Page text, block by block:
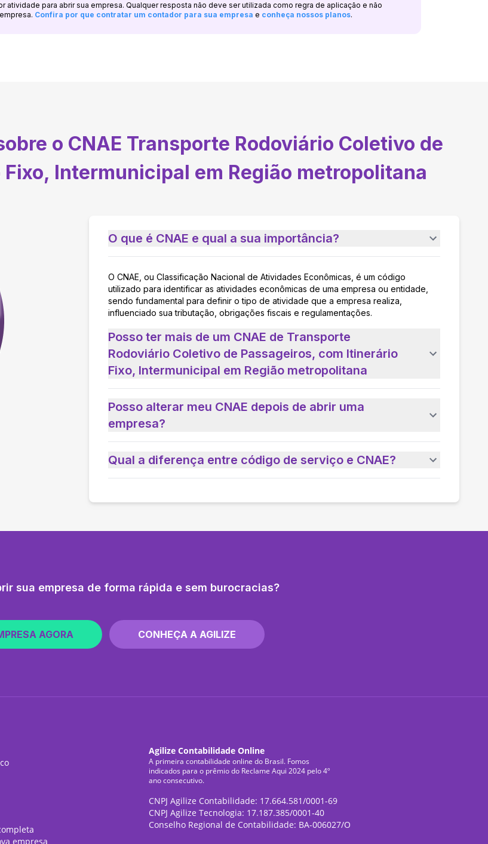
atividade para abrir sua empresa. Qualquer resposta não deve ser utilizada como regra de aplicação e não
Confira por que contratar um contador para sua empresa e conheça nossos planos.
o CNAE Transporte Rodoviário Coletivo de
Intermunicipal em Região metropolitana
O que é CNAE e qual a sua importância?
O CNAE, ou Classificação Nacional de Atividades Econômicas, é um código
utilizado para identificar as atividades econômicas de uma empresa ou entidade,
sendo fundamental para definir o tipo de atividade que a empresa realiza,
influenciado sua tributação, obrigações fiscais e regulamentações.
Posso ter mais de um CNAE de Transporte
Rodoviário Coletivo de Passageiros, com Itinerário
Fixo, Intermunicipal em Região metropolitana
Posso alterar meu CNAE depois de abrir uma
empresa?
Qual a diferença entre código de serviço e CNAE?
sua empresa de forma rápida e sem burocracias?
AGORA CONHEÇA A AGILIZE
empresa
Agilize Contabilidade Online
A primeira contabilidade online do Brasil. Fomos
indicados para o prêmio do Reclame Aqui 2024 pelo 4º
ano consecutivo.
CNPJ Agilize Contabilidade: 17.664.581/0001-69
CNPJ Agilize Tecnologia: 17.187.385/0001-40
Conselho Regional de Contabilidade: BA-006027/O